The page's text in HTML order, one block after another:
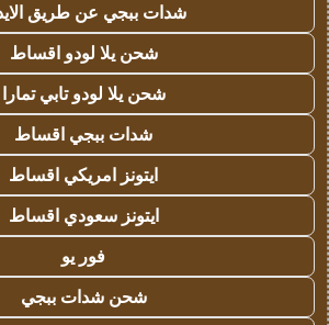
شدات ببجي عن طريق
شحن يلا لودو اقساط
شحن يلا لودو تابي تمارا
شدات ببجي اقساط
ايتونز امريكي اقساط
ايتونز سعودي اقساط
فور يو
شحن شدات ببجي